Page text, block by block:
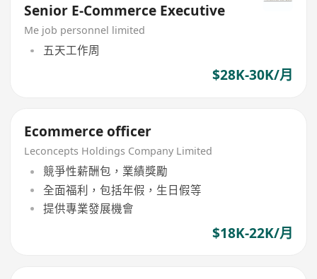
Senior E-Commerce Executive
Me job personnel limited
五天工作周
$28K-30K/月
Ecommerce officer
Leconcepts Holdings Company Limited
競爭性薪酬包，業績獎勵
全面福利，包括年假，生日假等
提供專業發展機會
$18K-22K/月